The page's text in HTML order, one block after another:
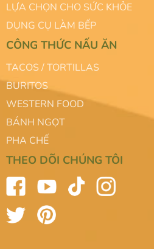
LỰA CHỌN CHO SỨC KHỎE
DỤNG CỤ LÀM BẾP
CÔNG THỨC NẤU ĂN
TACOS / TORTILLAS
BURITOS
WESTERN FOOD
BÁNH NGỌT
PHA CHẾ
THEO DÕI CHÚNG TÔI